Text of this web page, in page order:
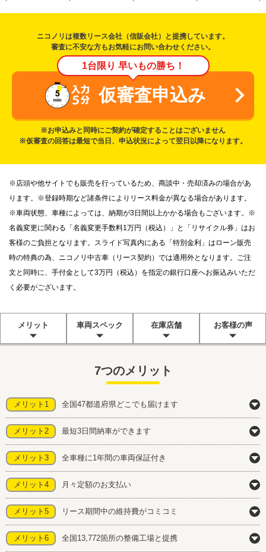
ニコノリは複数リース会社（信販会社）と提携しています。
審査に不安な方もお気軽にお問い合わせください。
1台限り 早いもの勝ち！
仮審査申込み
※お申込みと同時にご契約が確定することはございません
※仮審査の回答は最短で当日、申込状況によって翌日以降になります。
※店頭や他サイトでも販売を行っているため、商談中・売却済みの場合があ
ります。※登録時期など諸条件によりリース料金が異なる場合があります。
※車両状態、車種によっては、納期が3日間以上かかる場合もございます。※
名義変更に関わる「名義変更手数料1万円（税込）」と「リサイクル券」はお
客様のご負担となります。スライド写真内にある「特別金利」はローン販売
時の特典の為、ニコノリ中古車（リース契約）では適用外となります。ご注
文と同時に、手付金として3万円（税込）を指定の銀行口座へお振込みいただ
く必要がございます。
メリット 車両スペック 在庫店舗 お客様の声
7つのメリット
メリット1 全国47都道府県どこでも届けます
メリット2 最短3日間納車ができます
メリット3 全車種に1年間の車両保証付き
メリット4 月々定額のお支払い
メリット5 リース期間中の維持費がコミコミ
メリット6 全国13,772箇所の整備工場と提携